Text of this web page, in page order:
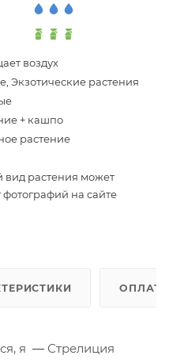
воздух
Экзотические растения
+ кашпо
растение
растения может
фотографий на сайте
я — Стрелиция